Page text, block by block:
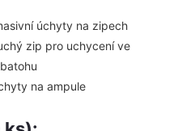
úchyty na zipech
zip pro uchycení ve
na ampule